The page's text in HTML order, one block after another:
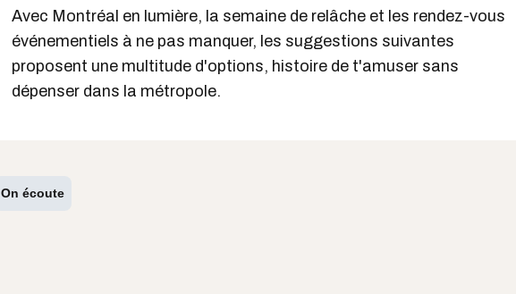
Avec Montréal en lumière, la semaine de relâche et les rendez-vous
événementiels à ne pas manquer, les suggestions suivantes
proposent une multitude d'options, histoire de t'amuser sans
dépenser dans la métropole.
On écoute